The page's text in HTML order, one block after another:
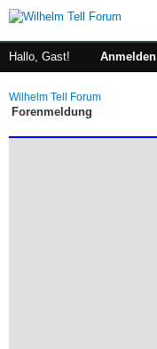
Hallo, Gast! Anmelden
Wilhelm Tell Forum
Forenmeldung